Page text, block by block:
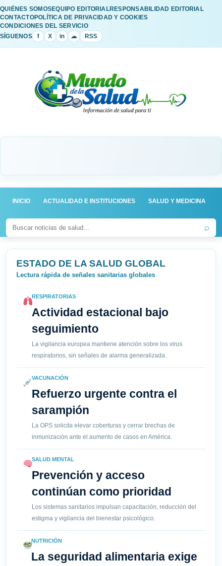
QUIÉNES SOMOSEQUIPO EDITORIALRESPONSABILIDAD EDITORIAL
CONTACTOPOLÍTICA DE PRIVACIDAD Y COOKIES
CONDICIONES DEL SERVICIO
SÍGUENOS
f X in ☁ RSS
INICIO ACTUALIDAD E INSTITUCIONES SALUD Y MEDICINA
⌕
ESTADO DE LA SALUD GLOBAL
Lectura rápida de señales sanitarias globales
RESPIRATORIAS
Actividad estacional bajo
seguimiento
La vigilancia europea mantiene atención sobre los virus
respiratorios, sin señales de alarma generalizada.
VACUNACIÓN
Refuerzo urgente contra el
sarampión
La OPS solicita elevar coberturas y cerrar brechas de
inmunización ante el aumento de casos en América.
SALUD MENTAL
Prevención y acceso
continúan como prioridad
Los sistemas sanitarios impulsan capacitación, reducción del
estigma y vigilancia del bienestar psicológico.
NUTRICIÓN
La seguridad alimentaria exige